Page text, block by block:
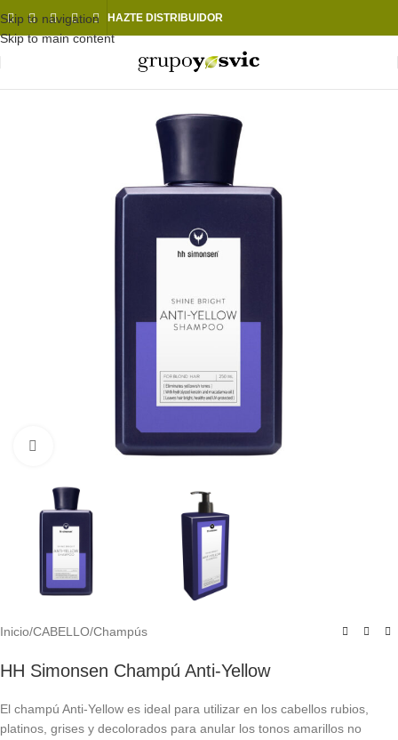
Skip to navigation
Skip to main content
HAZTE DISTRIBUIDOR
Click to enlarge
Inicio/CABELLO/Champús
HH Simonsen Champú Anti-Yellow
El champú Anti-Yellow es ideal para utilizar en los cabellos rubios,
platinos, grises y decolorados para anular los tonos amarillos no